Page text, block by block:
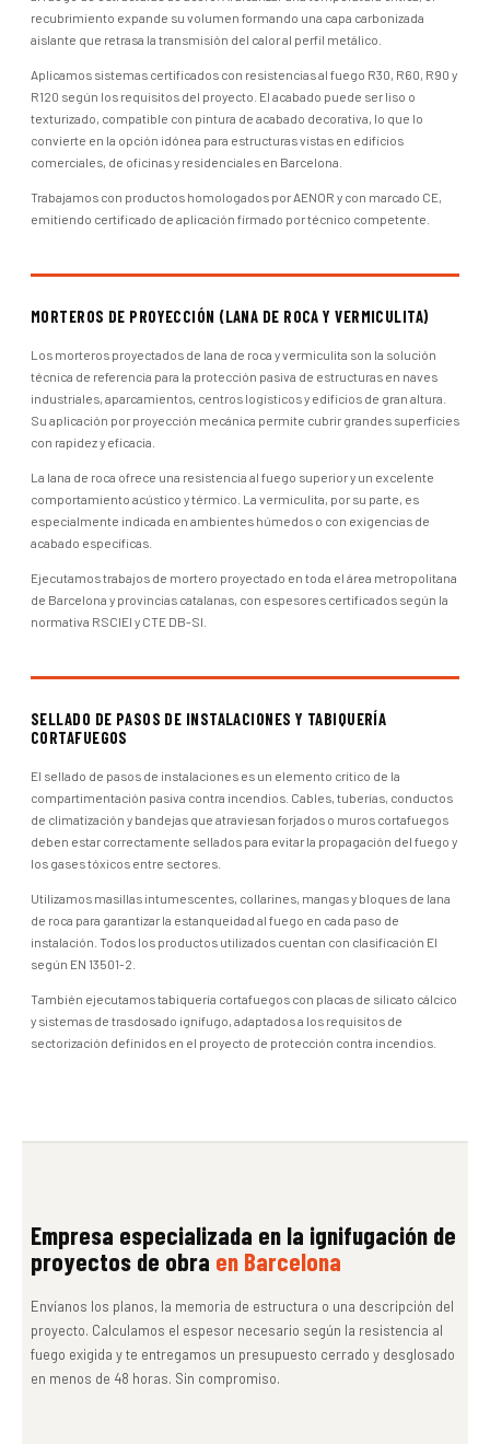
recubrimiento expande su volumen formando una capa carbonizada
aislante que retrasa la transmisión del calor al perfil metálico.
Aplicamos sistemas certificados con resistencias al fuego R30, R60, R90 y
R120 según los requisitos del proyecto. El acabado puede ser liso o
texturizado, compatible con pintura de acabado decorativa, lo que lo
convierte en la opción idónea para estructuras vistas en edificios
comerciales, de oficinas y residenciales en Barcelona.
Trabajamos con productos homologados por AENOR y con marcado CE,
emitiendo certificado de aplicación firmado por técnico competente.
MORTEROS DE PROYECCIÓN (LANA DE ROCA Y VERMICULITA)
Los morteros proyectados de lana de roca y vermiculita son la solución
técnica de referencia para la protección pasiva de estructuras en naves
industriales, aparcamientos, centros logísticos y edificios de gran altura.
Su aplicación por proyección mecánica permite cubrir grandes superficies
con rapidez y eficacia.
La lana de roca ofrece una resistencia al fuego superior y un excelente
comportamiento acústico y térmico. La vermiculita, por su parte, es
especialmente indicada en ambientes húmedos o con exigencias de
acabado específicas.
Ejecutamos trabajos de mortero proyectado en toda el área metropolitana
de Barcelona y provincias catalanas, con espesores certificados según la
normativa RSCIEI y CTE DB-SI.
SELLADO DE PASOS DE INSTALACIONES Y TABIQUERÍA
CORTAFUEGOS
El sellado de pasos de instalaciones es un elemento crítico de la
compartimentación pasiva contra incendios. Cables, tuberías, conductos
de climatización y bandejas que atraviesan forjados o muros cortafuegos
deben estar correctamente sellados para evitar la propagación del fuego y
los gases tóxicos entre sectores.
Utilizamos masillas intumescentes, collarines, mangas y bloques de lana
de roca para garantizar la estanqueidad al fuego en cada paso de
instalación. Todos los productos utilizados cuentan con clasificación EI
según EN 13501-2.
También ejecutamos tabiquería cortafuegos con placas de silicato cálcico
y sistemas de trasdosado ignífugo, adaptados a los requisitos de
sectorización definidos en el proyecto de protección contra incendios.
Empresa especializada en la ignifugación de
proyectos de obra en Barcelona
Envíanos los planos, la memoria de estructura o una descripción del
proyecto. Calculamos el espesor necesario según la resistencia al
fuego exigida y te entregamos un presupuesto cerrado y desglosado
en menos de 48 horas. Sin compromiso.